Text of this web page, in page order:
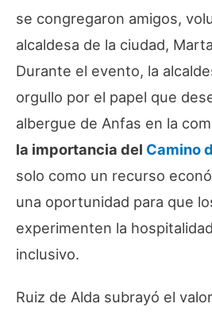
se congregaron amigos,
alcaldesa de la ciudad,
Durante el evento, la
orgullo por el papel que
albergue de Anfas en la
la importancia del Camino
solo como un recurso
una oportunidad para que
experimenten la
inclusivo.
Ruiz de Alda subrayó el